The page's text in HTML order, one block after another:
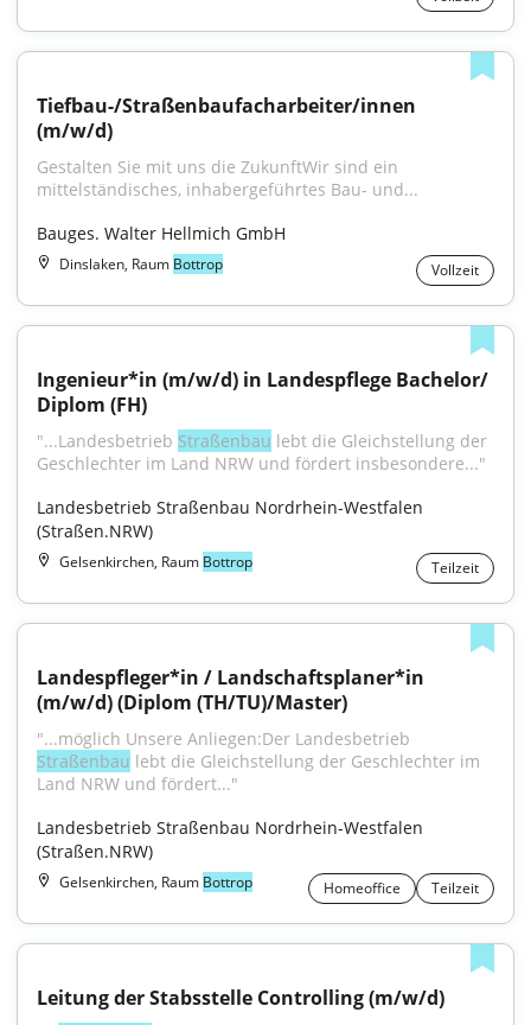
Tiefbau-/Straßenbaufacharbeiter/innen
(m/w/d)
Gestalten Sie mit uns die ZukunftWir sind ein
mittelständisches, inhabergeführtes Bau- und...
Bauges. Walter Hellmich GmbH
Dinslaken, Raum Bottrop Vollzeit
Ingenieur*in (m/w/d) in Landespflege Bachelor/
Diplom (FH)
"...Landesbetrieb Straßenbau lebt die Gleichstellung der
Geschlechter im Land NRW und fördert insbesondere..."
Landesbetrieb Straßenbau Nordrhein-Westfalen
(Straßen.NRW)
Gelsenkirchen, Raum Bottrop Teilzeit
Landespfleger*in / Landschaftsplaner*in
(m/w/d) (Diplom (TH/TU)/Master)
Straßenbau lebt die Gleichstellung der Geschlechter im
Land NRW und fördert..."
Landesbetrieb Straßenbau Nordrhein-Westfalen
(Straßen.NRW)
Gelsenkirchen, Raum Bottrop Homeoffice Teilzeit
Leitung der Stabsstelle Controlling (m/w/d)